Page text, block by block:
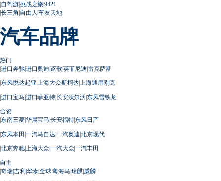
|自驾游|挑战之旅|9421
|长三角 |自由人 |车友天地
汽车品牌
热门
|进口奔驰|进口奥迪|讴歌|英菲尼迪|雷克萨斯
|东风悦达起亚| 上海大众斯柯达| 上海通用别克
|进口宝马|进口菲亚特|长安沃尔沃|东风雪铁龙
合资
|东南三菱|华晨宝马|长安福特|东风日产
|东风本田 |一汽马自达|一汽奥迪|北京现代
|北京奔驰| 上海大众|一汽大众|一汽丰田
自主
|奇瑞|吉利|华泰|全球鹰|海马|瑞麒|威麟